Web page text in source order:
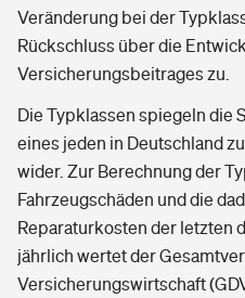
Veränderung bei der
Rückschluss über die
Versicherungsbeitrages zu.
Die Typklassen spiegeln die
eines jeden in Deutschland
wider. Zur Berechnung der
Fahrzeugschäden und die
Reparaturkosten der letzten
jährlich wertet der
Versicherungswirtschaft